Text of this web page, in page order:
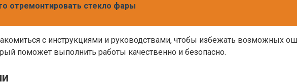
отремонтировать стекло фары
с инструкциями и руководствами, чтобы избежать возможных
поможет выполнить работы качественно и безопасно.